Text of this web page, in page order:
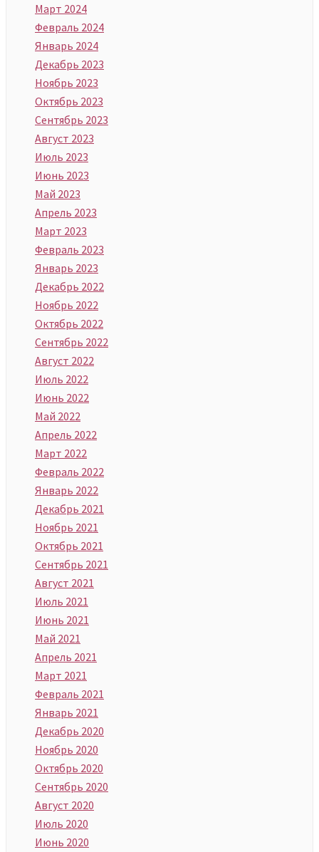
Март 2024
Февраль 2024
Январь 2024
Декабрь 2023
Ноябрь 2023
Октябрь 2023
Сентябрь 2023
Август 2023
Июль 2023
Июнь 2023
Май 2023
Апрель 2023
Март 2023
Февраль 2023
Январь 2023
Декабрь 2022
Ноябрь 2022
Октябрь 2022
Сентябрь 2022
Август 2022
Июль 2022
Июнь 2022
Май 2022
Апрель 2022
Март 2022
Февраль 2022
Январь 2022
Декабрь 2021
Ноябрь 2021
Октябрь 2021
Сентябрь 2021
Август 2021
Июль 2021
Июнь 2021
Май 2021
Апрель 2021
Март 2021
Февраль 2021
Январь 2021
Декабрь 2020
Ноябрь 2020
Октябрь 2020
Сентябрь 2020
Август 2020
Июль 2020
Июнь 2020